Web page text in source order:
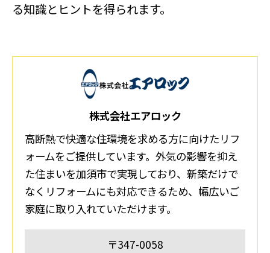
る知識とヒントを得られます。
株式会社エアロック
高断熱で快適な住環境を求める方に向けたリフ
ォームをご提供しています。外気の影響を抑え
た住まいを加須市で実現しており、新築だけで
なくリフォームにも対応できるため、幅広いご
家庭に取り入れていただけます。
〒347-0058